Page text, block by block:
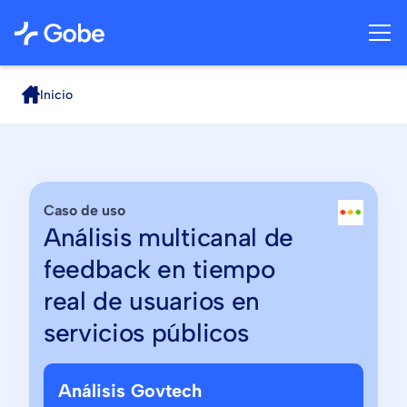
Inicio
Caso de uso
Análisis multicanal de
feedback en tiempo
real de usuarios en
servicios públicos
Análisis Govtech